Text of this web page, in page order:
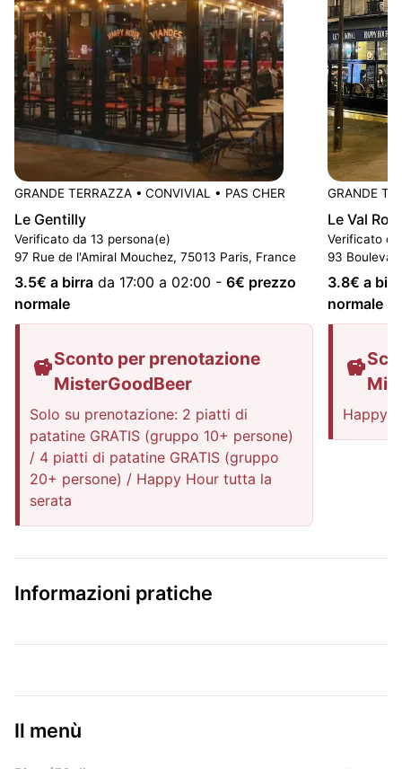
GRANDE TERRAZZA • CONVIVIAL • PAS CHER
Le Gentilly
Verificato da 13 persona(e)
97 Rue de l'Amiral Mouchez, 75013 Paris, France
3.5€ a birra da 17:00 a 02:00 - 6€ prezzo
normale
Sconto per prenotazione
MisterGoodBeer
Solo su prenotazione: 2 piatti di
patatine GRATIS (gruppo 10+ persone)
/ 4 piatti di patatine GRATIS (gruppo
20+ persone) / Happy Hour tutta la
serata
GRANDE
Le Val
Verificato
93
3.8€ a
normale
Happy
Informazioni pratiche
Il menù